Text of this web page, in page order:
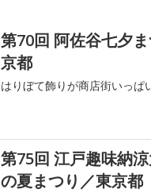
第70回 阿佐谷七夕
京都
はりぼて飾りが商店街いっぱ
第75回 江戸趣味納
の夏まつり／東京都